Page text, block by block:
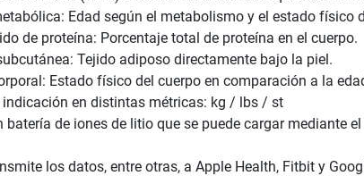
Edad según el metabolismo y el estado físico
de proteína: Porcentaje total de proteína en el cuerpo.
Tejido adiposo directamente bajo la piel.
Estado físico del cuerpo en comparación a la
indicación en distintas métricas: kg / lbs / st
batería de iones de litio que se puede cargar mediante el
los datos, entre otras, a Apple Health, Fitbit y